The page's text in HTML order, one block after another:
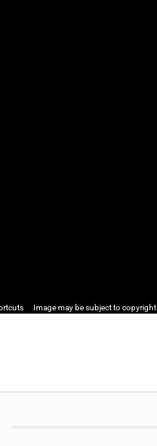
Image may be subject to copyright